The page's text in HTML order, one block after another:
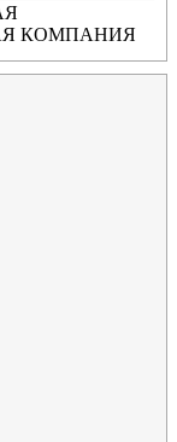
КОМПАНИЯ